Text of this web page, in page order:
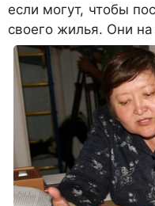
если могут, чтобы
своего жилья. Они